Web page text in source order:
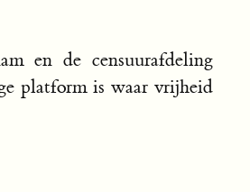
en de censuurafdeling
platform is waar vrijheid